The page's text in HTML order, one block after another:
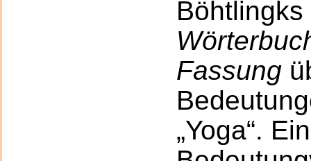
Böhtlingks
Fassung
„Yoga“.